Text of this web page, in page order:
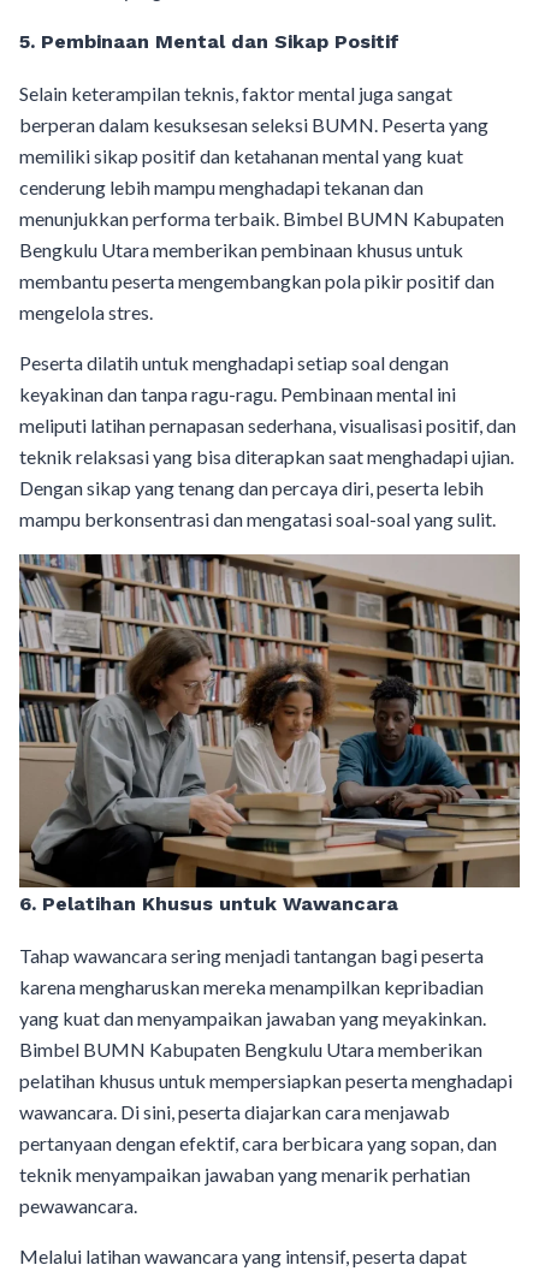
5. Pembinaan Mental dan Sikap Positif
Selain keterampilan teknis, faktor mental juga sangat
berperan dalam kesuksesan seleksi BUMN. Peserta yang
memiliki sikap positif dan ketahanan mental yang kuat
cenderung lebih mampu menghadapi tekanan dan
menunjukkan performa terbaik. Bimbel BUMN Kabupaten
Bengkulu Utara memberikan pembinaan khusus untuk
membantu peserta mengembangkan pola pikir positif dan
mengelola stres.
Peserta dilatih untuk menghadapi setiap soal dengan
keyakinan dan tanpa ragu-ragu. Pembinaan mental ini
meliputi latihan pernapasan sederhana, visualisasi positif, dan
teknik relaksasi yang bisa diterapkan saat menghadapi ujian.
Dengan sikap yang tenang dan percaya diri, peserta lebih
mampu berkonsentrasi dan mengatasi soal-soal yang sulit.
6. Pelatihan Khusus untuk Wawancara
Tahap wawancara sering menjadi tantangan bagi peserta
karena mengharuskan mereka menampilkan kepribadian
yang kuat dan menyampaikan jawaban yang meyakinkan.
Bimbel BUMN Kabupaten Bengkulu Utara memberikan
pelatihan khusus untuk mempersiapkan peserta menghadapi
wawancara. Di sini, peserta diajarkan cara menjawab
pertanyaan dengan efektif, cara berbicara yang sopan, dan
teknik menyampaikan jawaban yang menarik perhatian
pewawancara.
Melalui latihan wawancara yang intensif, peserta dapat